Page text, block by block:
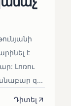
է
Լոռու
զ...
Դիտել